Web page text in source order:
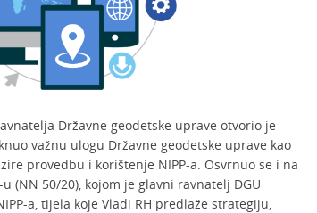
Državne geodetske uprave otvorio je
važnu ulogu Državne geodetske uprave kao
provedbu i korištenje NIPP-a. Osvrnuo se i na
(NN 50/20), kojom je glavni ravnatelj DGU
a, tijela koje Vladi RH predlaže strategiju,